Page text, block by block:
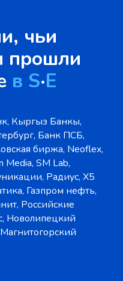
чьи
прошли
в S·E
Кыргыз Банкы,
Банк ПСБ,
биржа, Neoflex,
Media, SM Lab,
Радиус, X5
Газпром нефть,
Российские
Новолипецкий